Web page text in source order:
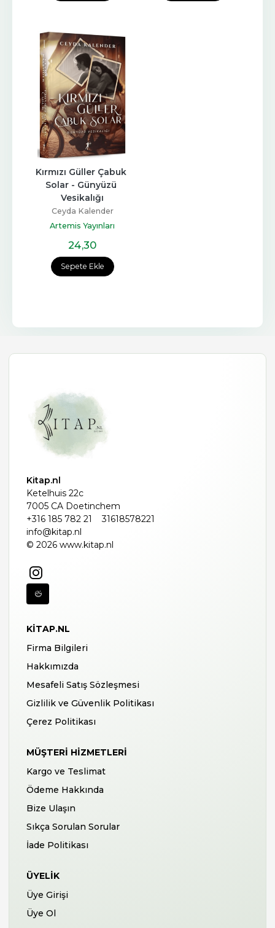
Sepete Ekle
Kırmızı Güller Çabuk
Solar - Günyüzü
Vesikalığı
Ceyda Kalender
Artemis Yayınları
24,30
Kitap.nl
Ketelhuis 22c
7005 CA Doetinchem
+316 185 782 21
31618578221
info@kitap.nl
© 2026 www.kitap.nl
KITAP.NL
Firma Bilgileri
Hakkımızda
Mesafeli Satış Sözleşmesi
Gizlilik ve Güvenlik Politikası
Çerez Politikası
MÜŞTERI HIZMETLERI
Kargo ve Teslimat
Ödeme Hakkında
Bize Ulaşın
Sıkça Sorulan Sorular
İade Politikası
ÜYELIK
Üye Girişi
Üye Ol